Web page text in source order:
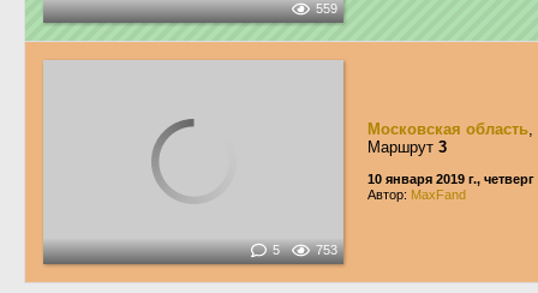
559
5 753
Московская область,
Маршрут 3
10 января 2019 г., четверг
Автор: MaxFand